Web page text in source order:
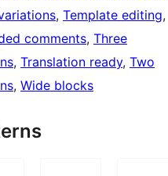
, Template editing
comments, Three
, Translation ready, Two
, Wide blocks